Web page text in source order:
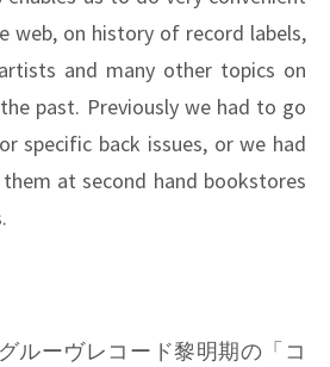
web, on history of record labels,
and many other topics on
past. Previously we had to go
specific back issues, or we had
at second hand bookstores
ルーヴレコード黎明期の「コ